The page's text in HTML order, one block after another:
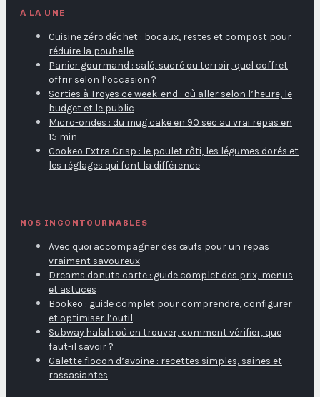
À LA UNE
Cuisine zéro déchet : bocaux, restes et compost pour
réduire la poubelle
Panier gourmand : salé, sucré ou terroir, quel coffret
offrir selon l’occasion ?
Sorties à Troyes ce week-end : où aller selon l’heure, le
budget et le public
Micro-ondes : du mug cake en 90 sec au vrai repas en
15 min
Cookeo Extra Crisp : le poulet rôti, les légumes dorés et
les réglages qui font la différence
NOS INCONTOURNABLES
Avec quoi accompagner des œufs pour un repas
vraiment savoureux
Dreams donuts carte : guide complet des prix, menus
et astuces
Bookeo : guide complet pour comprendre, configurer
et optimiser l’outil
Subway halal : où en trouver, comment vérifier, que
faut-il savoir ?
Galette flocon d’avoine : recettes simples, saines et
rassasiantes